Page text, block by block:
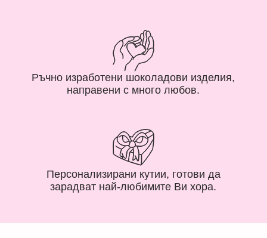
Ръчно изработени шоколадови изделия,
направени с много любов.
Персонализирани кутии, готови да
зарадват най-любимите Ви хора.